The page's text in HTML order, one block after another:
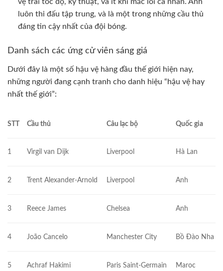
luôn thi đấu tập trung, và là một trong những cầu thủ
đáng tin cậy nhất của đội bóng.
Danh sách các ứng cử viên sáng giá
Dưới đây là một số hậu vệ hàng đầu thế giới hiện nay,
những người đang cạnh tranh cho danh hiệu “hậu vệ hay
nhất thế giới”:
STT Cầu thủ Câu lạc bộ Quốc gia
1 Virgil van Dijk Liverpool Hà Lan
2 Trent Alexander-Arnold Liverpool Anh
3 Reece James Chelsea Anh
4 João Cancelo Manchester City Bồ Đào Nha
5 Achraf Hakimi Paris Saint-Germain Maroc